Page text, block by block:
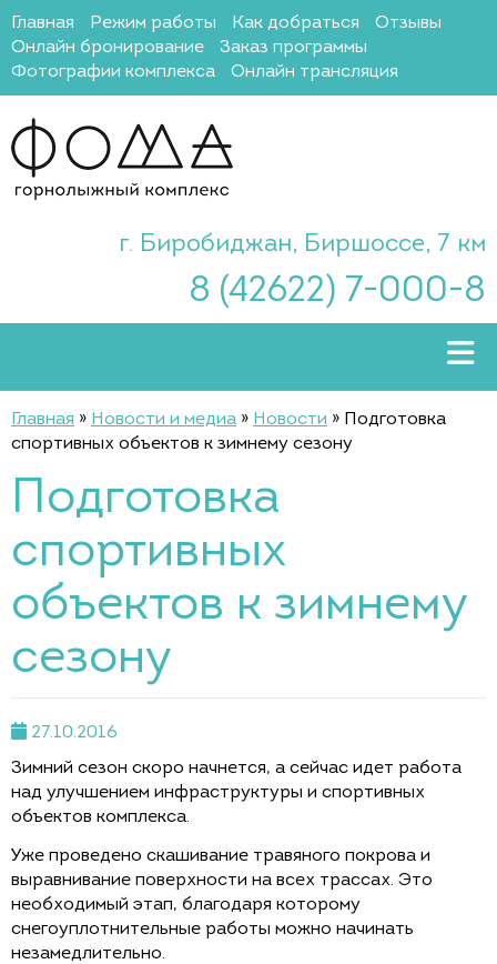
Главная Режим работы Как добраться
Отзывы
Онлайн бронирование
Заказ программы
Фотографии комплекса
Онлайн трансляция
г. Биробиджан, Биршоссе, 7 км
8 (42622) 7-000-8
Главная » Новости и медиа » Новости » Подготовка
спортивных объектов к зимнему сезону
Подготовка
спортивных
объектов к зимнему
сезону
27.10.2016
Зимний сезон скоро начнется, а сейчас идет работа
над улучшением инфраструктуры и спортивных
объектов комплекса.
Уже проведено скашивание травяного покрова и
выравнивание поверхности на всех трассах. Это
необходимый этап, благодаря которому
снегоуплотнительные работы можно начинать
незамедлительно.